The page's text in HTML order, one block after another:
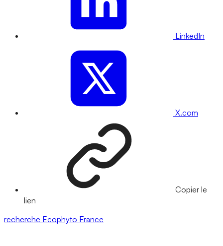
LinkedIn
X.com
Copier le
lien
recherche Ecophyto France